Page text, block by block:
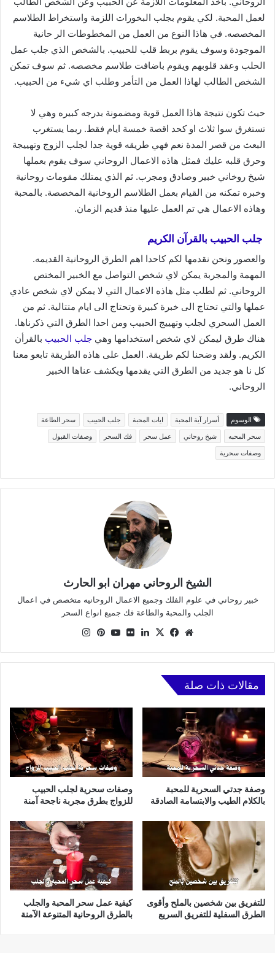
لعمل المحبة. لكي يقوم بجلب البخورات اللزمة واستخراط الطلاسم
المخصصه. في هاذا النوع من العمل من المخطوطات الر حانية
الموجودة وسوف يقوم بربط قلب للحبيب. بالشخص الذي جلب عمل
الحلب وعقد قلوبهم ويقوم باضافت طلاسم مخصصه. ثم سوف تمكن
الشخص الطالب لهاذا العمل من التأمر وطلب اي شيء من الحبيب.
حيث تكون نتيجة هاذا العمل قوية ومضمونة بدرجه كبيره وهي لا
تستغرق سوا ثلاث او كحد اقصة خمسة ايام فقط. ربما يستغرب
البعث من قصر المدة نعم فهي طريقه قوية جدا لجلب الزوج وتهييجة
وحرق قلبه عليك فمثل هاذه الاعمال الروحاني سوف يقوم بعملها
شيخ روخاني خبير وصادق ومجرب. ثم الذي يمتلك مقومات روحانية
وخبره تمكنه من القيام بعمل الطلاسم الروخانية المخصصة. بالمحبة
وهاذه الاعمال هي تم العمل عليها منذ قديم الزمان.
جلب الحبيب بالقرآن الكريم
والعصور ونحن نقدمها لكم كاحدا اهم الطرق الروحانية القديمه.
المهمة والمجربة يمكن لاي شخص التواصل مع الخبير المختص
الروحاني. ثم لطلب مثل هاذه الاعمال التي لا يمكن لاي شخص عادي
عملها والتي تحتاج الى خبرة كبيرة وتحتاج الى ايام متتالية. ثم من
العمل السحري لجلب وتهييج الحبيب ومن احدا الطرق التي ذكرناها.
هناك طرق ليمكن لاي شخص استخدامها وهي جلب الحبيب بالقرأن
الكريم. ولقد وضحنا لكم طريقة. العمل على هاذه الطريقة تابعو معنا
كل نا هو جديد من الطرق التي يقدمها ويكشف عناها الخبير
الروحاني.
الوسوم أسرار آية المحبة ايات المحبة جلب الحبيب
سحر الطاعة
سحر المحبه
شيخ روحاني عمل سحر فك السحر
وصفات القبول
وصفات سحرية
الشيخ الروحاني مهران ابو الحارث
خبير روحاني في علوم الفلك وجميع الاعمال الروحانيه متخصص في اعمال
الجلب والمحبة والطاعة فك جميع انواع السحر
موقعفيسبوك
X لينكدإن
صور
فليكر
يوتيوببينتيريست
مقالات ذات صلة
وصفة جدتي السحرية للمحبة
بالكلام الطيب والابتسامة الصادقة
وصفات سحرية لجلب الحبيب
للزواج بطرق مجربة ناجحة آمنة
للتفريق بين شخصين بالملح وأقوى
الطرق السفلية للتفريق السريع
كيفية عمل سحر المحبة والجلب
بالطرق الروحانية المتنوعة الآمنة